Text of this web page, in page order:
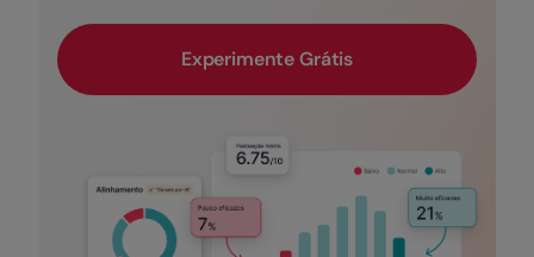
Experimente Grátis